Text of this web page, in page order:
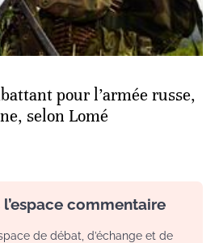
pour l’armée russe,
selon Lomé
commentaire
de débat, d’échange et de